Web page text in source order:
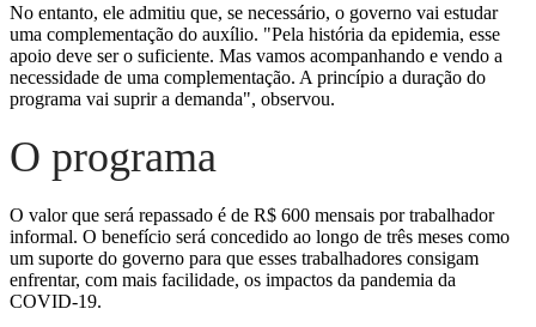
No entanto, ele admitiu que, se necessário, o governo vai estudar
uma complementação do auxílio. "Pela história da epidemia, esse
apoio deve ser o suficiente. Mas vamos acompanhando e vendo a
necessidade de uma complementação. A princípio a duração do
programa vai suprir a demanda", observou.
O programa
O valor que será repassado é de R$ 600 mensais por trabalhador
informal. O benefício será concedido ao longo de três meses como
um suporte do governo para que esses trabalhadores consigam
enfrentar, com mais facilidade, os impactos da pandemia da
COVID-19.